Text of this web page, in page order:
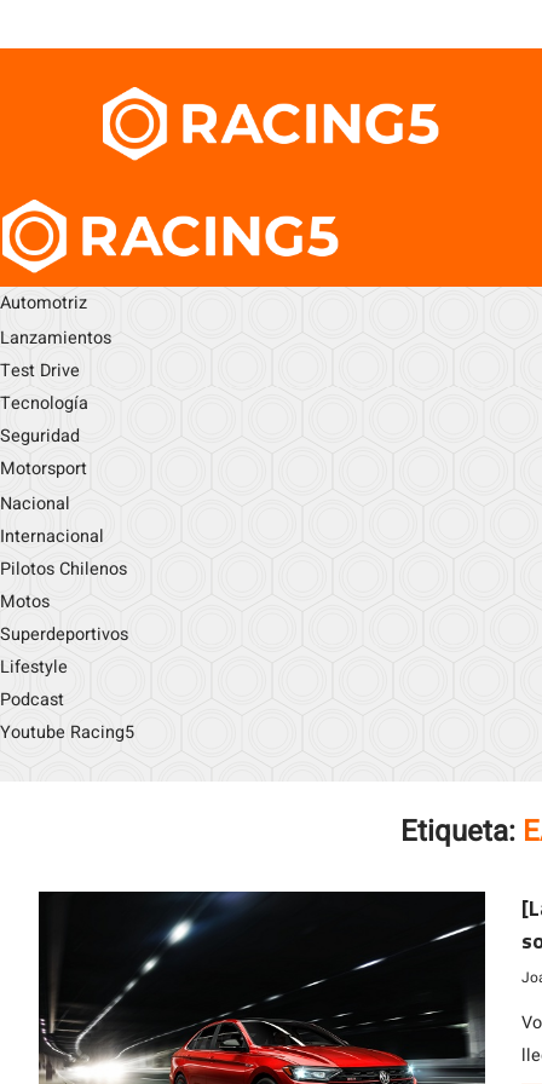
Automotriz
Lanzamientos
Test Drive
Tecnología
Seguridad
Motorsport
Nacional
Internacional
Pilotos Chilenos
Motos
Superdeportivos
Lifestyle
Podcast
Youtube Racing5
Etiqueta: